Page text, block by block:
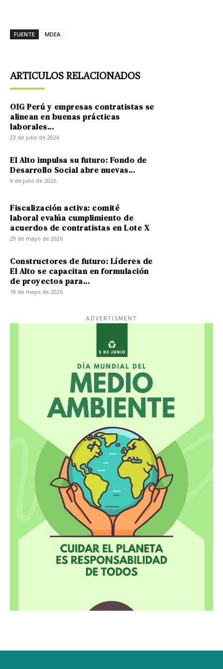
FUENTE MDEA
ARTICULOS RELACIONADOS
OIG Perú y empresas contratistas se
alinean en buenas prácticas
laborales...
23 de julio de 2026
El Alto impulsa su futuro: Fondo de
Desarrollo Social abre nuevas...
9 de julio de 2026
Fiscalización activa: comité
laboral evalúa cumplimiento de
acuerdos de contratistas en Lote X
29 de mayo de 2026
Constructores de futuro: Líderes de
El Alto se capacitan en formulación
de proyectos para...
18 de mayo de 2026
ADVERTISMENT